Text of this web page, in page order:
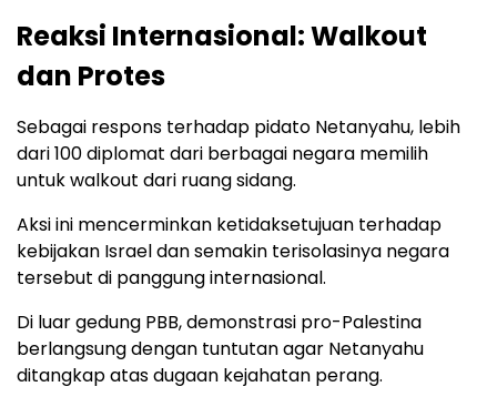
Reaksi Internasional: Walkout
dan Protes
Sebagai respons terhadap pidato Netanyahu, lebih
dari 100 diplomat dari berbagai negara memilih
untuk walkout dari ruang sidang.
Aksi ini mencerminkan ketidaksetujuan terhadap
kebijakan Israel dan semakin terisolasinya negara
tersebut di panggung internasional.
Di luar gedung PBB, demonstrasi pro-Palestina
berlangsung dengan tuntutan agar Netanyahu
ditangkap atas dugaan kejahatan perang.